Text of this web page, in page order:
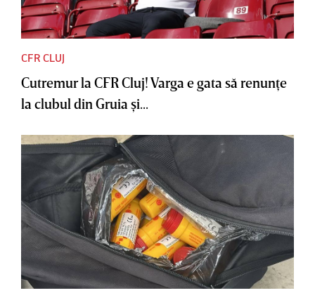
CFR CLUJ
Cutremur la CFR Cluj! Varga e gata să renunţe
la clubul din Gruia şi...